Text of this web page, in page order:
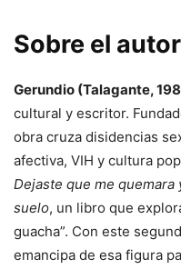
Sobre el autor
Gerundio (Talagante,
cultural y escritor.
obra cruza disidencias
afectiva, VIH y cultura
Dejaste que me
suelo, un libro que
guacha”. Con este
emancipa de esa figura